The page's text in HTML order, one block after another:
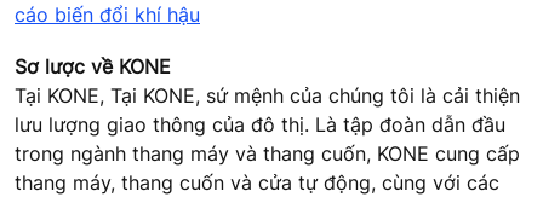
cáo biến đổi khí hậu
Sơ lược về KONE
Tại KONE, Tại KONE, sứ mệnh của chúng tôi là cải thiện
lưu lượng giao thông của đô thị. Là tập đoàn dẫn đầu
trong ngành thang máy và thang cuốn, KONE cung cấp
thang máy, thang cuốn và cửa tự động, cùng với các